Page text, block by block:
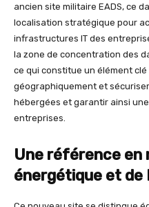
ancien site militaire EADS, ce
localisation stratégique pour
infrastructures IT des
la zone de concentration des
ce qui constitue un élément
géographiquement et
hébergées et garantir ainsi
entreprises.
Une référence en
énergétique et de